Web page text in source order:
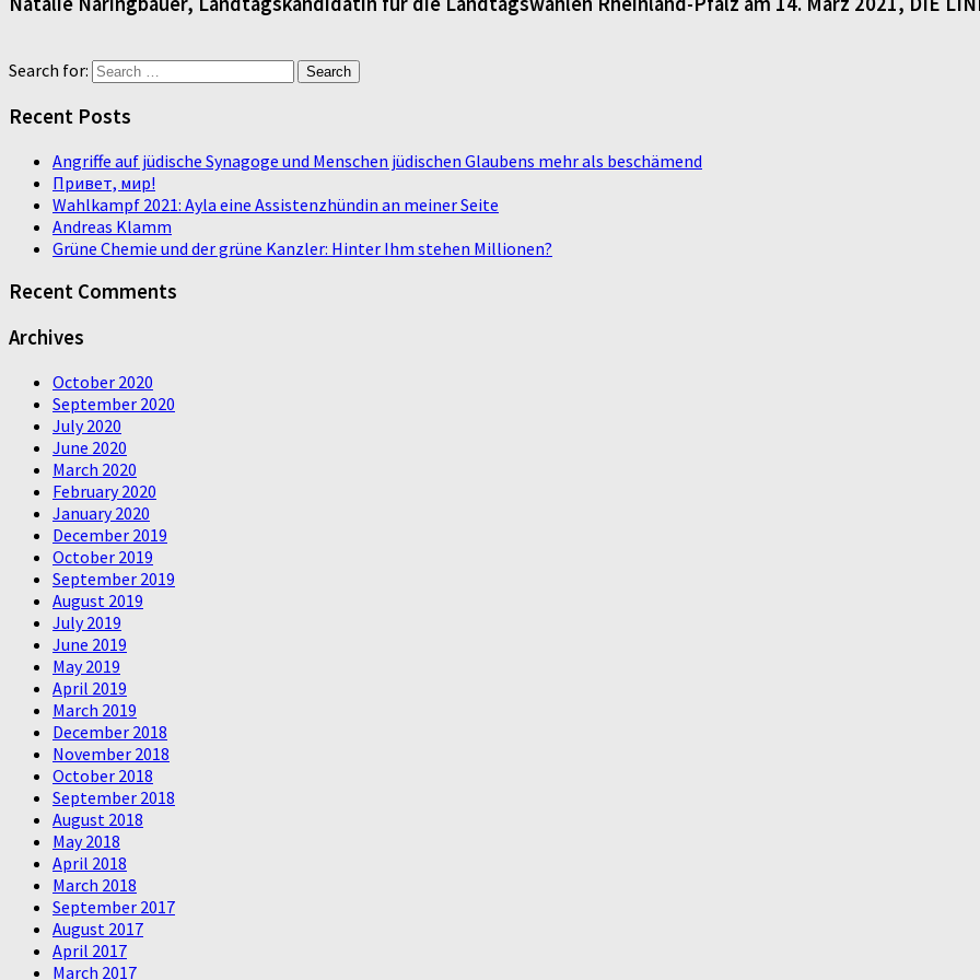
Search for:
Recent Posts
Angriffe auf jüdische Synagoge und Menschen jüdischen Glaubens mehr als beschämend
Привет, мир!
Wahlkampf 2021: Ayla eine Assistenzhündin an meiner Seite
Andreas Klamm
Grüne Chemie und der grüne Kanzler: Hinter Ihm stehen Millionen?
Recent Comments
Archives
October 2020
September 2020
July 2020
June 2020
March 2020
February 2020
January 2020
December 2019
October 2019
September 2019
August 2019
July 2019
June 2019
May 2019
April 2019
March 2019
December 2018
November 2018
October 2018
September 2018
August 2018
May 2018
April 2018
March 2018
September 2017
August 2017
April 2017
March 2017